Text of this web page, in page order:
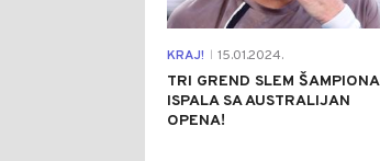
KRAJ! 15.01.2024.
TRI GREND SLEM ŠAMPIONA
ISPALA SA AUSTRALIJAN
OPENA!